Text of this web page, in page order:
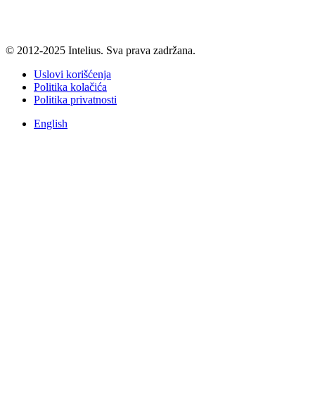
© 2012-2025 Intelius. Sva prava zadržana.
Uslovi korišćenja
Politika kolačića
Politika privatnosti
English